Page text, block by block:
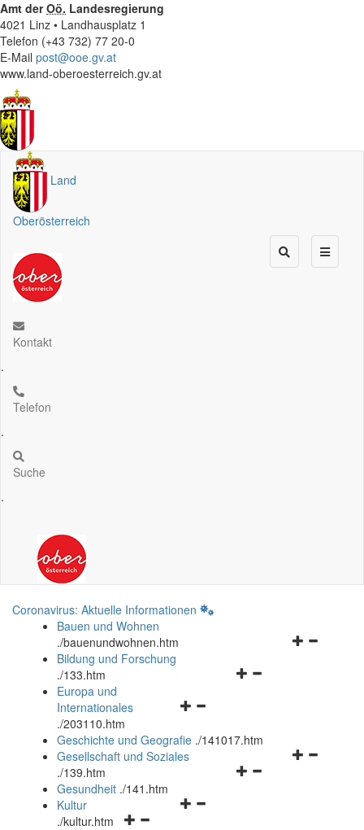
Amt derOö. Landesregierung
4021 Linz • Landhausplatz 1
Telefon (+43 732) 77 20-0
E-Mail post@ooe.gv.at
www.land-oberoesterreich.gv.at
Land
Oberösterreich
Kontakt
.
Telefon
.
Suche
.
Coronavirus: Aktuelle Informationen
Bauen und Wohnen
./bauenundwohnen.htm
Navigationsmenü
Bildung und Forschung
./133.htm
Navigationsmenü
und
schließen
Europa und
Internationales
./203110.htm
Geschichte und Geografie ./141017.htm
Navigationsmenü
Gesellschaft und Soziales
./139.htm
Navigationsmenü
Gesundheit ./141.htm
Navigationsmenü
Kultur
./kultur.htm